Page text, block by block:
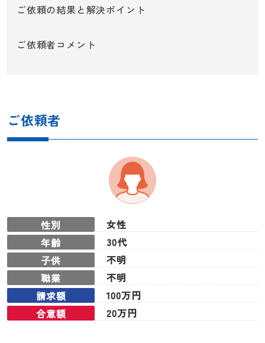
ご依頼の結果と解決ポイント
ご依頼者コメント
ご依頼者
性別
女性
年齢
30代
子供
不明
職業
不明
請求額
100万円
合意額
20万円